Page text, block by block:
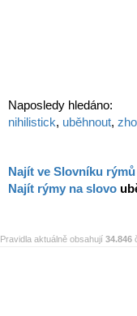
Naposledy hledáno:
nihilistick, uběhnout,
Najít ve Slovníku rýmů
Najít rýmy na slovo
Pravidla aktuálně obsahují 34.846